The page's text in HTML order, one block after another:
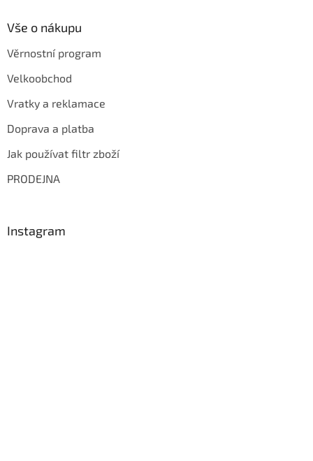
Vše o nákupu
Věrnostní program
Velkoobchod
Vratky a reklamace
Doprava a platba
Jak používat filtr zboží
PRODEJNA
Instagram